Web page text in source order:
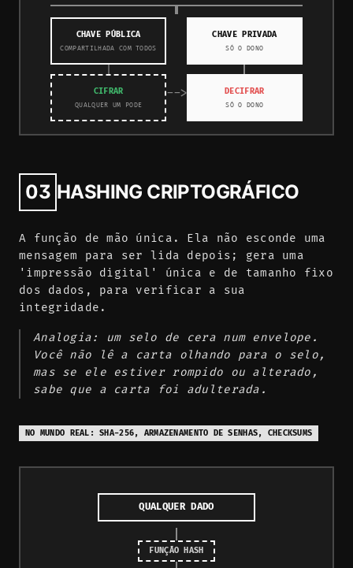
CHAVE PÚBLICA
COMPARTILHADA COM TODOS
CIFRAR
QUALQUER UM PODE
-->
CHAVE PRIVADA
SÓ O DONO
DECIFRAR
SÓ O DONO
03 HASHING CRIPTOGRÁFICO
A função de mão única. Ela não esconde uma
mensagem para ser lida depois; gera uma
'impressão digital' única e de tamanho fixo
dos dados, para verificar a sua
integridade.
Analogia: um selo de cera num envelope.
Você não lê a carta olhando para o selo,
mas se ele estiver rompido ou alterado,
sabe que a carta foi adulterada.
NO MUNDO REAL: SHA-256, ARMAZENAMENTO DE SENHAS, CHECKSUMS
QUALQUER DADO
FUNÇÃO HASH